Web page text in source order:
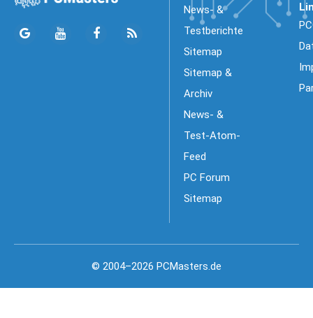
News- &
Testberichte
Sitemap
Sitemap &
Archiv
News- &
Test-Atom-
Feed
PC Forum
Sitemap
© 2004–2026 PCMasters.de